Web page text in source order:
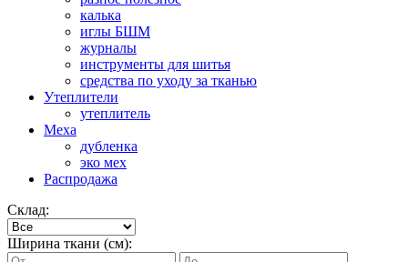
калька
иглы БШМ
журналы
инструменты для шитья
средства по уходу за тканью
Утеплители
утеплитель
Меха
дубленка
эко мех
Распродажа
Склад:
Ширина ткани (см):